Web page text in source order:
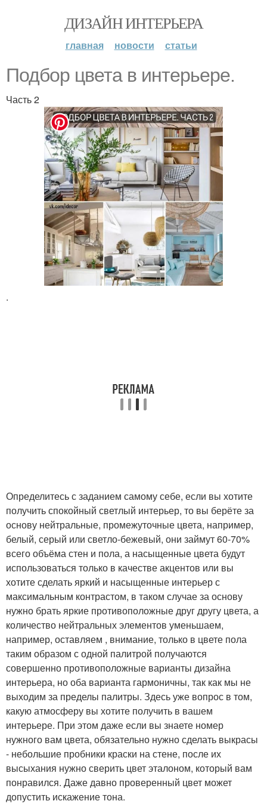
ДИЗАЙН ИНТЕРЬЕРА
главная новости статьи
Подбор цвета в интерьере.
Часть 2
.
Определитесь с заданием самому себе, если вы хотите
получить спокойный светлый интерьер, то вы берёте за
основу нейтральные, промежуточные цвета, например,
белый, серый или светло-бежевый, они займут 60-70%
всего объёма стен и пола, а насыщенные цвета будут
использоваться только в качестве акцентов или вы
хотите сделать яркий и насыщенные интерьер с
максимальным контрастом, в таком случае за основу
нужно брать яркие противоположные друг другу цвета, а
количество нейтральных элементов уменьшаем,
например, оставляем , внимание, только в цвете пола
таким образом с одной палитрой получаются
совершенно противоположные варианты дизайна
интерьера, но оба варианта гармоничны, так как мы не
выходим за пределы палитры. Здесь уже вопрос в том,
какую атмосферу вы хотите получить в вашем
интерьере. При этом даже если вы знаете номер
нужного вам цвета, обязательно нужно сделать выкрасы
- небольшие пробники краски на стене, после их
высыхания нужно сверить цвет эталоном, который вам
понравился. Даже давно проверенный цвет может
допустить искажение тона.